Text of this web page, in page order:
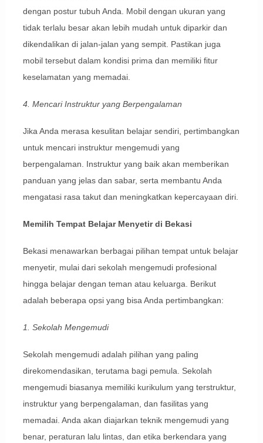
dengan postur tubuh Anda. Mobil dengan ukuran yang
tidak terlalu besar akan lebih mudah untuk diparkir dan
dikendalikan di jalan-jalan yang sempit. Pastikan juga
mobil tersebut dalam kondisi prima dan memiliki fitur
keselamatan yang memadai.
4. Mencari Instruktur yang Berpengalaman
Jika Anda merasa kesulitan belajar sendiri, pertimbangkan
untuk mencari instruktur mengemudi yang
berpengalaman. Instruktur yang baik akan memberikan
panduan yang jelas dan sabar, serta membantu Anda
mengatasi rasa takut dan meningkatkan kepercayaan diri.
Memilih Tempat Belajar Menyetir di Bekasi
Bekasi menawarkan berbagai pilihan tempat untuk belajar
menyetir, mulai dari sekolah mengemudi profesional
hingga belajar dengan teman atau keluarga. Berikut
adalah beberapa opsi yang bisa Anda pertimbangkan:
1. Sekolah Mengemudi
Sekolah mengemudi adalah pilihan yang paling
direkomendasikan, terutama bagi pemula. Sekolah
mengemudi biasanya memiliki kurikulum yang terstruktur,
instruktur yang berpengalaman, dan fasilitas yang
memadai. Anda akan diajarkan teknik mengemudi yang
benar, peraturan lalu lintas, dan etika berkendara yang